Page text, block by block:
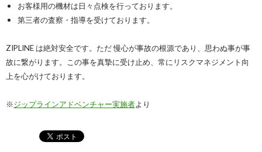
お客様用の機材は日々点検を行っております。
第三者の査察・指導を受けております。
ZIPLINE は絶対安全です。 ただ 慢心が事故の根源であり、思わぬ事が事
故に繋がります。この事を真摯に受け止め、常にリスクマネジメント向
上を心がけております。
※ジップラインアドベンチャー実施者より